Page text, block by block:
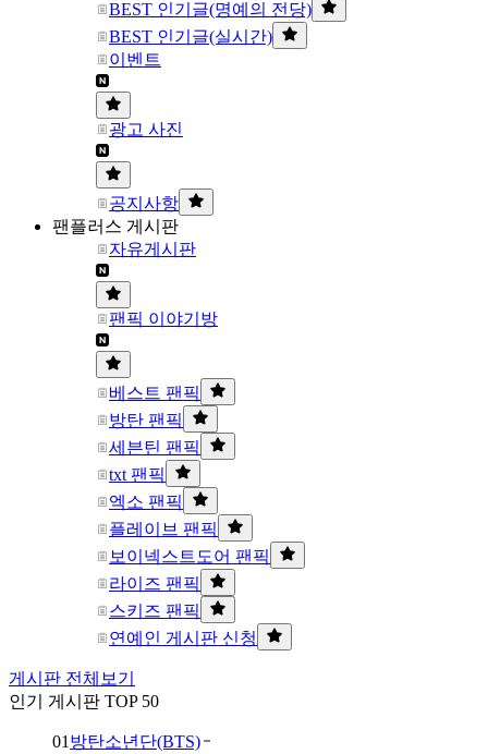
BEST 인기글(명예의 전당)
BEST 인기글(실시간)
이벤트
광고 사진
공지사항
팬플러스 게시판
자유게시판
팬픽 이야기방
베스트 팬픽
방탄 팬픽
세븐틴 팬픽
txt 팬픽
엑소 팬픽
플레이브 팬픽
보이넥스트도어 팬픽
라이즈 팬픽
스키즈 팬픽
연예인 게시판 신청
게시판 전체보기
인기 게시판 TOP 50
01 방탄소년단(BTS)